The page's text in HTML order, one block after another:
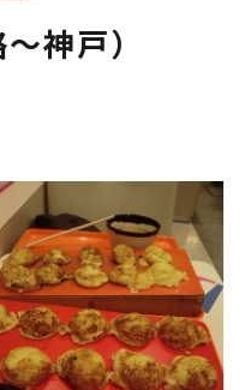
神戸）